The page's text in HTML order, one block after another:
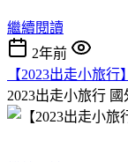
繼續閱讀
2年前
【2023出走小旅
2023出走小旅行